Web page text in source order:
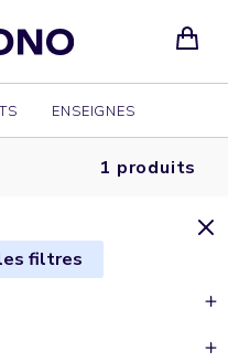
ENSEIGNES
1 produits
filtres